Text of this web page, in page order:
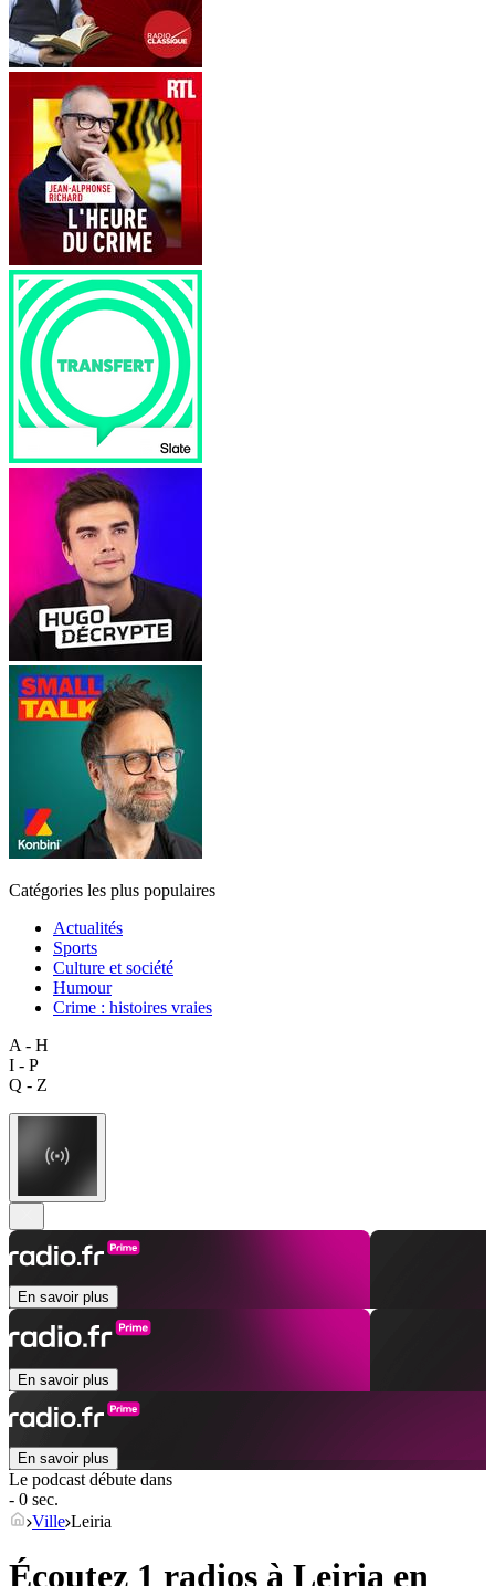
Catégories les plus populaires
Actualités
Sports
Culture et société
Humour
Crime : histoires vraies
A - H
I - P
Q - Z
En savoir plus
En savoir plus
En savoir plus
Le podcast débute dans
- 0 sec.
Ville Leiria
Écoutez 1 radios à Leiria en